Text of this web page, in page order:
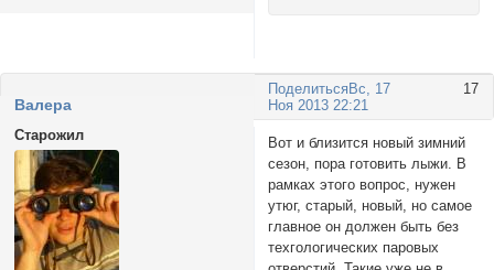
Поделиться 17
Вс, 17
Ноя 2013 22:21
Валера
Старожил
Вот и близится новый зимний
сезон, пора готовить лыжи. В
рамках этого вопрос, нужен
утюг, старый, новый, но самое
главное он должен быть без
техгологических паровых